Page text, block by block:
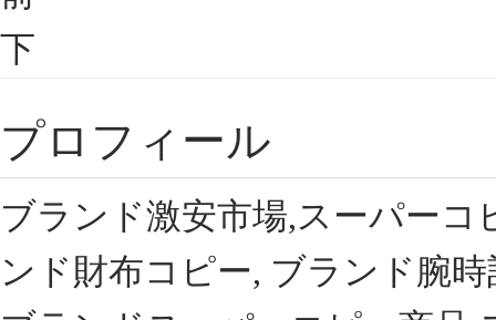
下
プロフィール
ブランド激安市場,スーパー
ンド財布コピー, ブランド腕